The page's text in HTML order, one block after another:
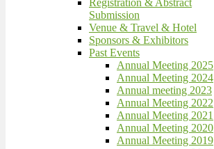
Registration & Abstract
Submission
Venue & Travel & Hotel
Sponsors & Exhibitors
Past Events
Annual Meeting 2025
Annual Meeting 2024
Annual meeting 2023
Annual Meeting 2022
Annual Meeting 2021
Annual Meeting 2020
Annual Meeting 2019